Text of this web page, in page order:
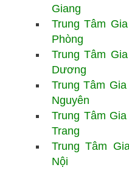
Giang
Trung Tâm
Phòng
Trung Tâm
Dương
Trung Tâm
Nguyên
Trung Tâm
Trang
Trung Tâm
Nội